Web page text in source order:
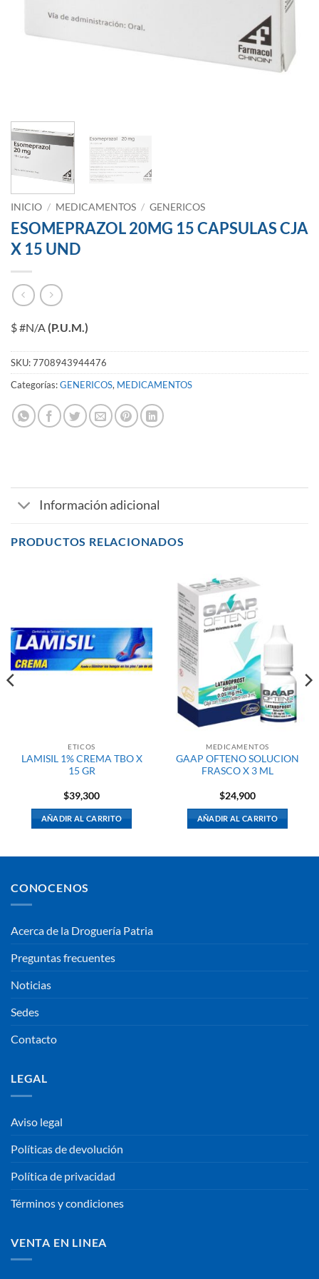
INICIO / MEDICAMENTOS / GENERICOS
ESOMEPRAZOL 20MG 15 CAPSULAS CJA
X 15 UND
$ #N/A (P.U.M.)
SKU:7708943944476
Categorías:GENERICOS, MEDICAMENTOS
Información adicional
PRODUCTOS RELACIONADOS
ETICOS
LAMISIL 1% CREMA TBO X
15 GR
$39,300
AÑADIR AL CARRITO
MEDICAMENTOS
GAAP OFTENO SOLUCION
FRASCO X 3 ML
$24,900
AÑADIR AL CARRITO
CONOCENOS
Acerca de la Droguería Patria
Preguntas frecuentes
Noticias
Sedes
Contacto
LEGAL
Aviso legal
Políticas de devolución
Política de privacidad
Términos y condiciones
VENTA EN LINEA